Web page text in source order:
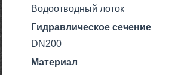
Водоотводный лоток
Гидравлическое сечение
DN200
Материал